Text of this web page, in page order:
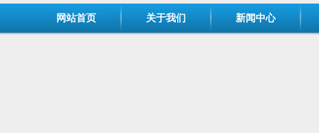
网站首页 关于我们 新闻中心